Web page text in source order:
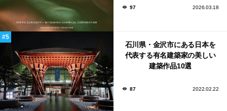
ンウィーク2026で初出展
97 2026.03.18
石川県・金沢市にある日本を
代表する有名建築家の美しい
建築作品10選
87 2022.02.22